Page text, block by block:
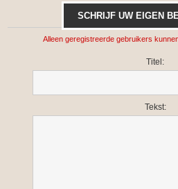
SCHRIJF UW EIGEN
Alleen geregistreerde gebruikers
Titel:
Tekst: